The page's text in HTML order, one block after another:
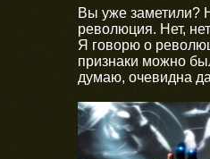
Вы уже заметили?
революция. Нет,
Я говорю о
признаки можно
думаю, очевидна